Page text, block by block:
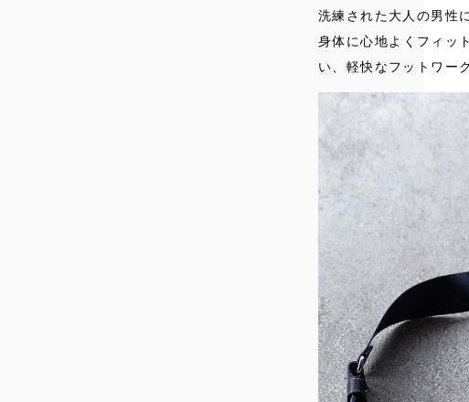
洗練された大人の男性
身体に心地よくフィッ
い、軽快なフットワー